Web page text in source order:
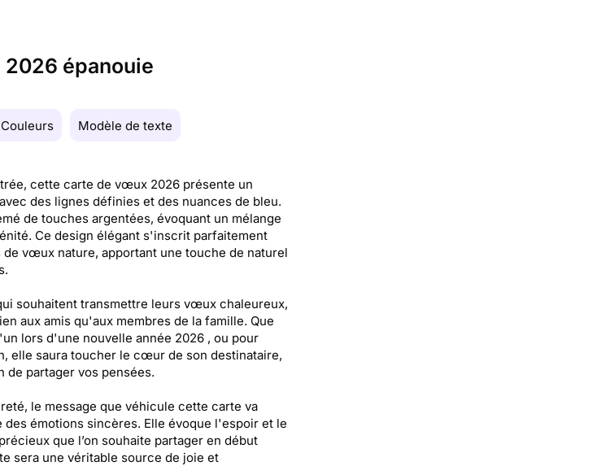
épanouie
Couleurs Modèle de texte
cette carte de vœux 2026 présente un
des lignes définies et des nuances de bleu.
de touches argentées, évoquant un mélange
Ce design élégant s'inscrit parfaitement
vœux nature, apportant une touche de naturel
souhaitent transmettre leurs vœux chaleureux,
aux amis qu'aux membres de la famille. Que
lors d'une nouvelle année 2026 , ou pour
elle saura toucher le cœur de son destinataire,
de partager vos pensées.
le message que véhicule cette carte va
émotions sincères. Elle évoque l'espoir et le
que l’on souhaite partager en début
sera une véritable source de joie et